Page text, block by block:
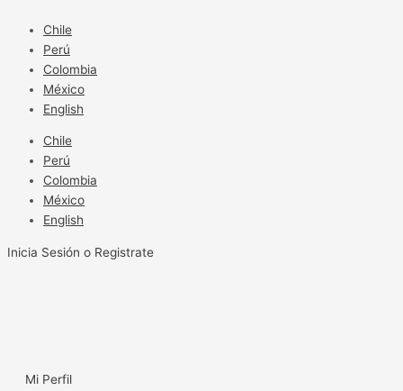
contenido
Chile
Perú
Colombia
México
English
Chile
Perú
Colombia
México
English
Inicia Sesión o Registrate
Mi Perfil